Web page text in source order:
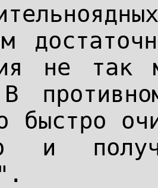
не так
быстро
и